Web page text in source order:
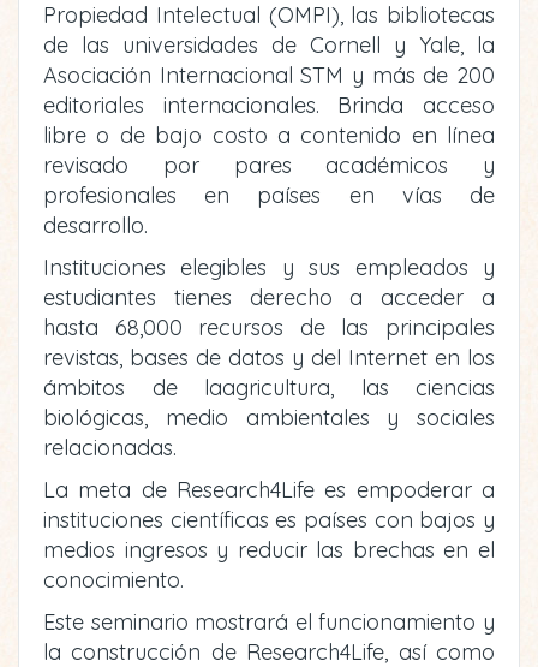
Propiedad Intelectual (OMPI), las bibliotecas
de las universidades de Cornell y Yale, la
Asociación Internacional STM y más de 200
editoriales internacionales. Brinda acceso
libre o de bajo costo a contenido en línea
revisado por pares académicos y
profesionales en países en vías de
desarrollo.
Instituciones elegibles y sus empleados y
estudiantes tienes derecho a acceder a
hasta 68,000 recursos de las principales
revistas, bases de datos y del Internet en los
ámbitos de laagricultura, las ciencias
biológicas, medio ambientales y sociales
relacionadas.
La meta de Research4Life es empoderar a
instituciones científicas es países con bajos y
medios ingresos y reducir las brechas en el
conocimiento.
Este seminario mostrará el funcionamiento y
la construcción de Research4Life, así como